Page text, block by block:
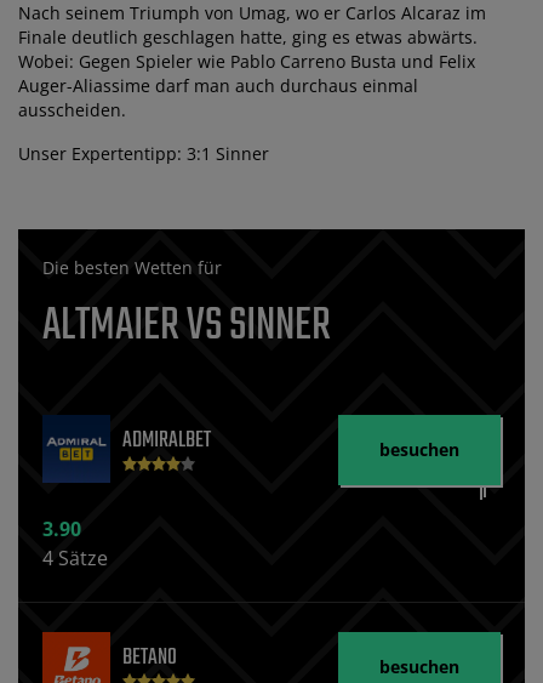
Nach seinem Triumph von Umag, wo er Carlos Alcaraz im
Finale deutlich geschlagen hatte, ging es etwas abwärts.
Wobei: Gegen Spieler wie Pablo Carreno Busta und Felix
Auger-Aliassime darf man auch durchaus einmal
ausscheiden.
Unser Expertentipp: 3:1 Sinner
Die besten Wetten für
ALTMAIER VS SINNER
ADMIRALBET
3.90
4 Sätze
besuchen
BETANO besuchen